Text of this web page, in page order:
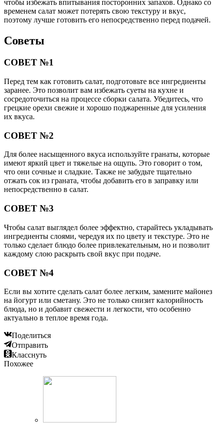
чтобы избежать впитывания посторонних запахов. Однако со
временем салат может потерять свою текстуру и вкус,
поэтому лучше готовить его непосредственно перед подачей.
Советы
СОВЕТ №1
Перед тем как готовить салат, подготовьте все ингредиенты
заранее. Это позволит вам избежать суеты на кухне и
сосредоточиться на процессе сборки салата. Убедитесь, что
грецкие орехи свежие и хорошо поджаренные для усиления
их вкуса.
СОВЕТ №2
Для более насыщенного вкуса используйте гранаты, которые
имеют яркий цвет и тяжелые на ощупь. Это говорит о том,
что они сочные и сладкие. Также не забудьте тщательно
отжать сок из граната, чтобы добавить его в заправку или
непосредственно в салат.
СОВЕТ №3
Чтобы салат выглядел более эффектно, старайтесь укладывать
ингредиенты слоями, чередуя их по цвету и текстуре. Это не
только сделает блюдо более привлекательным, но и позволит
каждому слою раскрыть свой вкус при подаче.
СОВЕТ №4
Если вы хотите сделать салат более легким, замените майонез
на йогурт или сметану. Это не только снизит калорийность
блюда, но и добавит свежести и легкости, что особенно
актуально в теплое время года.
Поделиться
Отправить
Класснуть
Похожее